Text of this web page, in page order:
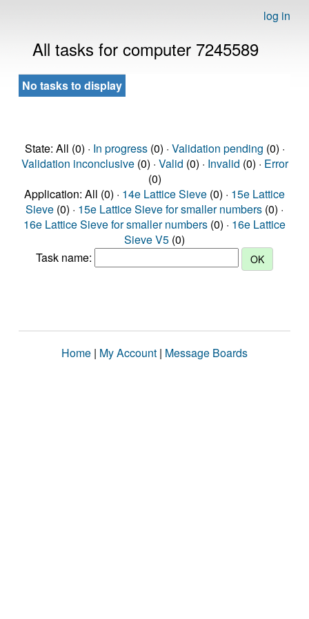
log in
All tasks for computer 7245589
No tasks to display
State: All (0) · In progress(0) · Validation pending (0) ·
Validation inconclusive(0) · Valid (0) · Invalid (0) · Error
(0)
Application: All (0) · 14e Lattice Sieve (0) · 15e Lattice
Sieve (0) · 15e Lattice Sieve for smaller numbers (0) ·
16e Lattice Sieve for smaller numbers (0) · 16e Lattice
Sieve V5 (0)
Task name:
Home | My Account | Message Boards